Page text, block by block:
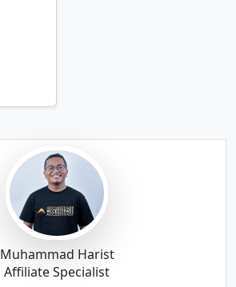
Muhammad Harist
Affiliate Specialist